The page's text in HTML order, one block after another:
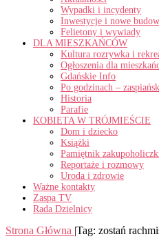
Wypadki i incydenty
Inwestycje i nowe
Felietony i wywiady
DLA MIESZKAŃCÓW
Kultura rozrywka i
Ogłoszenia dla
Gdańskie Info
Po godzinach –
Historia
Parafie
KOBIETA W TRÓJMIEŚCIE
Dom i dziecko
Książki
Pamiętnik
Reportaże i rozmowy
Uroda i zdrowie
Ważne kontakty
Zaspa TV
Rada Dzielnicy
Strona Główna |Tag: zostań